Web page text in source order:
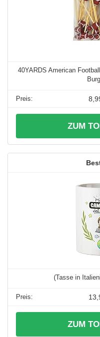
40YARDS American
ZUM
(Tasse in
ZUM